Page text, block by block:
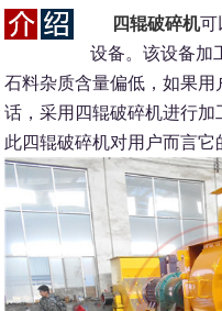
四辊破碎机可
设备。该设备加
石料杂质含量偏低，如果
话，采用四辊破碎机进行
此四辊破碎机对用户而言它